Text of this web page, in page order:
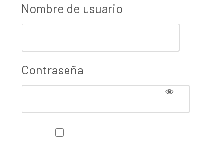
Nombre de usuario
Contraseña